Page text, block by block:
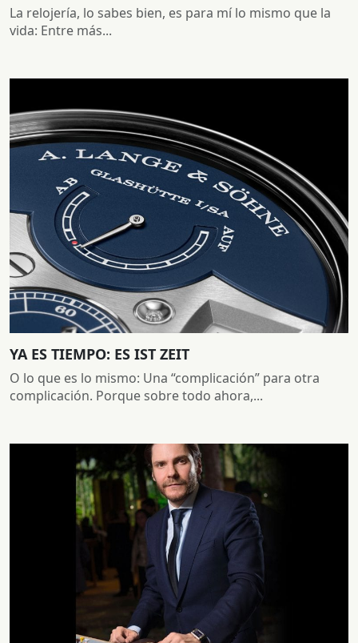
La relojería, lo sabes bien, es para mí lo mismo que la
vida: Entre más...
YA ES TIEMPO: ES IST ZEIT
O lo que es lo mismo: Una “complicación” para otra
complicación. Porque sobre todo ahora,...